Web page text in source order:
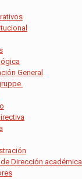
General
Dirección académica